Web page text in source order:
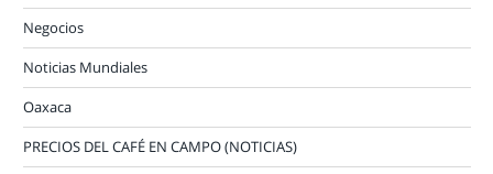
Negocios
Noticias Mundiales
Oaxaca
PRECIOS DEL CAFÉ EN CAMPO (NOTICIAS)